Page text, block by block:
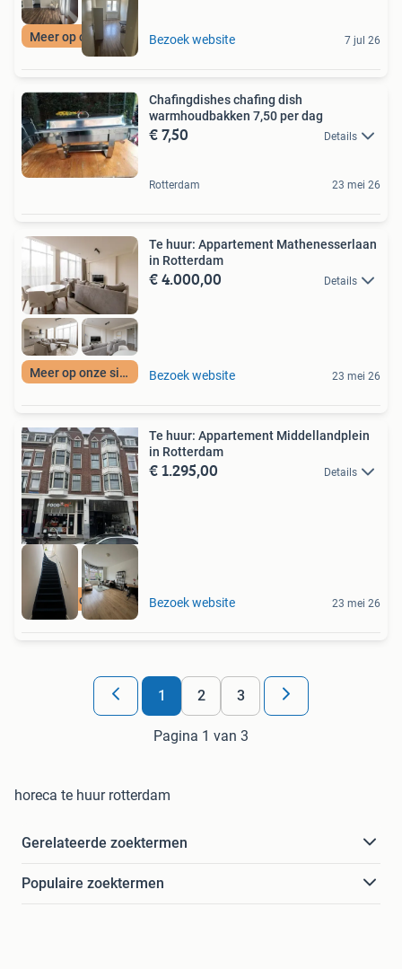
Meer op onze site Bezoek website 7 jul 26
Chafingdishes chafing dish
warmhoudbakken 7,50 per dag
€ 7,50 Details
Rotterdam 23 mei 26
Meer op onze site
Te huur: Appartement Mathenesserlaan
in Rotterdam
€ 4.000,00 Details
Bezoek website 23 mei 26
Meer op onze site
Te huur: Appartement Middellandplein
in Rotterdam
€ 1.295,00 Details
Bezoek website 23 mei 26
1 2 3
Pagina 1 van 3
horeca te huur rotterdam
Gerelateerde zoektermen
Populaire zoektermen